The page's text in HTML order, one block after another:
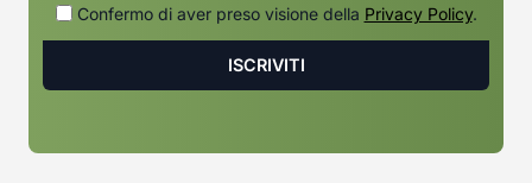
Confermo di aver preso visione della Privacy Policy.